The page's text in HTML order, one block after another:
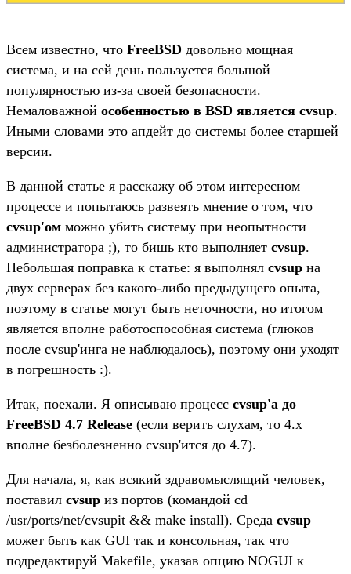
Всем известно, что FreeBSD довольно мощная
система, и на сей день пользуется большой
популярностью из-за своей безопасности.
Немаловажной особенностью в BSD является cvsup.
Иными словами это апдейт до системы более старшей
версии.
В данной статье я расскажу об этом интересном
процессе и попытаюсь развеять мнение о том, что
cvsup'ом можно убить систему при неопытности
администратора ;), то бишь кто выполняет cvsup.
Небольшая поправка к статье: я выполнял cvsup на
двух серверах без какого-либо предыдущего опыта,
поэтому в статье могут быть неточности, но итогом
является вполне работоспособная система (глюков
после cvsup'инга не наблюдалось), поэтому они уходят
в погрешность :).
Итак, поехали. Я описываю процесс cvsup'a до
FreeBSD 4.7 Release (если верить слухам, то 4.x
вполне безболезненно cvsup'ится до 4.7).
Для начала, я, как всякий здравомыслящий человек,
поставил cvsup из портов (командой cd
/usr/ports/net/cvsupit && make install). Среда cvsup
может быть как GUI так и консольная, так что
подредактируй Makefile, указав опцию NOGUI к